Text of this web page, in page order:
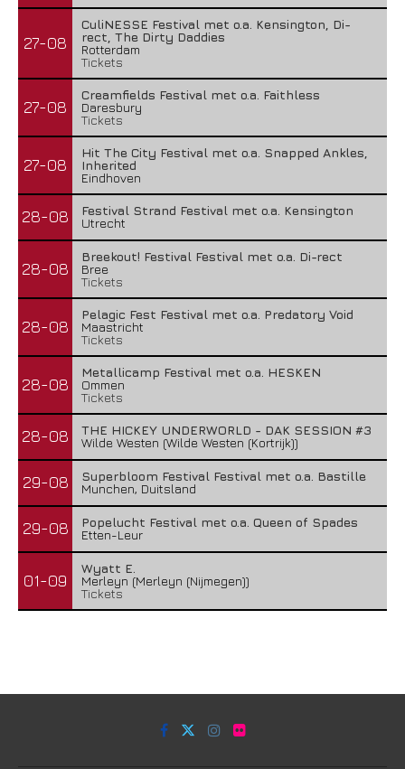
27-08
CuliNESSE Festival met o.a. Kensington, Di-
rect, The Dirty Daddies
Rotterdam
Tickets
27-08
Creamfields Festival met o.a. Faithless
Daresbury
Tickets
27-08
Hit The City Festival met o.a. Snapped Ankles,
Inherited
Eindhoven
28-08
Festival Strand Festival met o.a. Kensington
Utrecht
28-08
Breekout! Festival Festival met o.a. Di-rect
Bree
Tickets
28-08
Pelagic Fest Festival met o.a. Predatory Void
Maastricht
Tickets
28-08
Metallicamp Festival met o.a. HESKEN
Ommen
Tickets
28-08
THE HICKEY UNDERWORLD - DAK SESSION #3
Wilde Westen (Wilde Westen (Kortrijk))
29-08
Superbloom Festival Festival met o.a. Bastille
Munchen, Duitsland
29-08
Popelucht Festival met o.a. Queen of Spades
Etten-Leur
01-09
Wyatt E.
Merleyn (Merleyn (Nijmegen))
Tickets